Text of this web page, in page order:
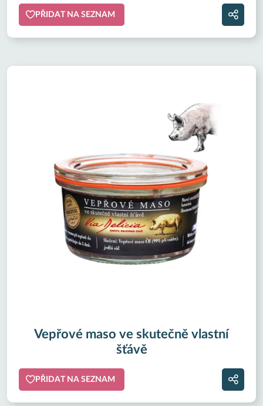
PŘIDAT NA SEZNAM
Vepřové maso ve skutečně vlastní
šťávě
PŘIDAT NA SEZNAM